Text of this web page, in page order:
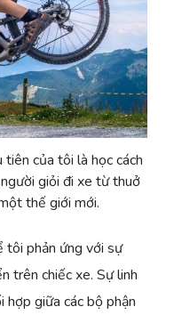
của tôi là học cách
giỏi đi xe từ thuở
thế giới mới.
tôi phản ứng với sự
trên chiếc xe. Sự linh
hợp giữa các bộ phận